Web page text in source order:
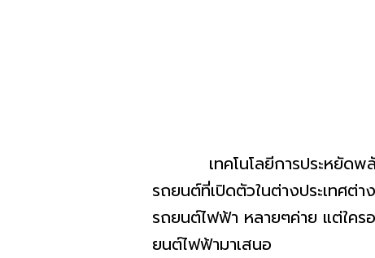
เทคโนโลยีการประหยัดพลังง
รถยนต์ที่เปิดตัวในต่างประเทศต่
รถยนต์ไฟฟ้า หลายๆค่าย แต่ใคร
ยนต์ไฟฟ้ามาเสนอ